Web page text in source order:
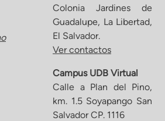
Colonia Jardines de
Guadalupe, La Libertad,
El Salvador.
Ver contactos
Campus UDB Virtual
Calle a Plan del Pino,
km. 1.5 Soyapango San
Salvador CP. 1116